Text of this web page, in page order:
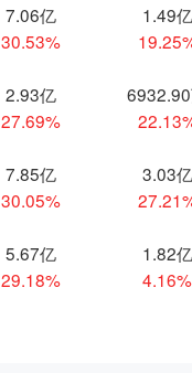
7.06亿
30.53%
1.49亿
2.93亿
27.69%
7.85亿
30.05%
3.03亿
5.67亿
29.18%
1.82亿
4.16%